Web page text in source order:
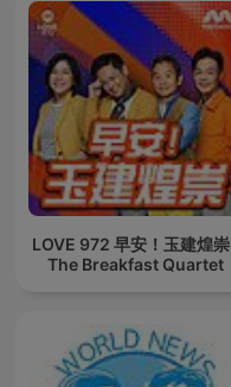
LOVE 972 早安！玉建煌崇 |
The Breakfast Quartet